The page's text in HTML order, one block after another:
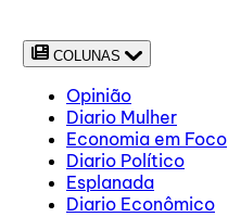
COLUNAS
Opinião
Diario Mulher
Economia em Foco
Diario Político
Esplanada
Diario Econômico